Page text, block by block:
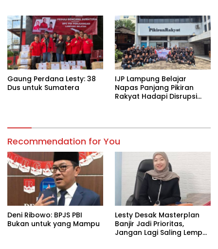
Gaung Perdana Lesty: 38
Dus untuk Sumatera
IJP Lampung Belajar
Napas Panjang Pikiran
Rakyat Hadapi Disrupsi
Recommendation for You
Deni Ribowo: BPJS PBI
Bukan untuk yang Mampu
Lesty Desak Masterplan
Banjir Jadi Prioritas,
Jangan Lagi Saling Lempar